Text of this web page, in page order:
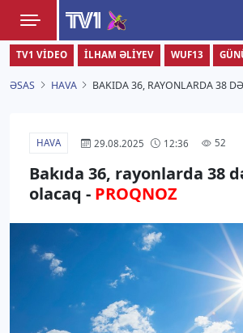
TV1
Zamanı bizimlə yaşa!
TV1 VIDEO İLHAM ƏLIYEV WUF13
ƏSAS HAVA BAKIDA 36, RAYONLARDA 38
HAVA 29.08.2025 12:36 52
Bakıda 36, rayonlarda 38
olacaq - PROQNOZ